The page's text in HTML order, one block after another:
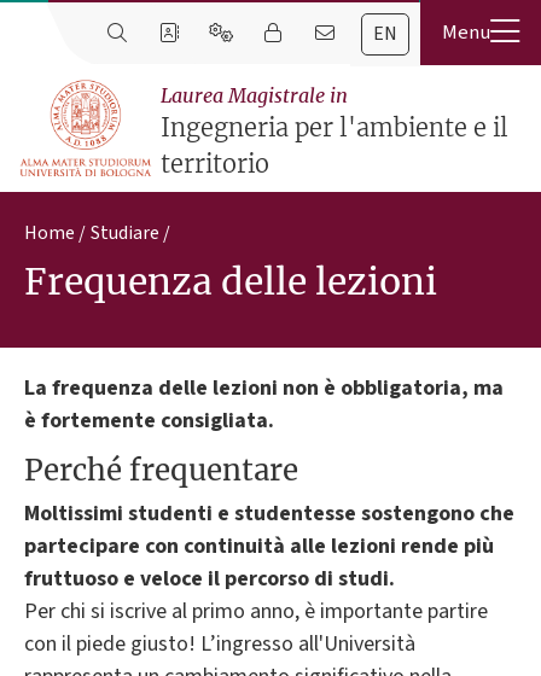
EN
Laurea Magistrale in
Ingegneria per l'ambiente e il
territorio
Home Studiare
Frequenza delle lezioni
La frequenza delle lezioni non è obbligatoria, ma
è fortemente consigliata.
Perché frequentare
Moltissimi studenti e studentesse sostengono che
partecipare con continuità alle lezioni rende più
fruttuoso e veloce il percorso di studi.
Per chi si iscrive al primo anno, è importante partire
con il piede giusto! L’ingresso all'Università